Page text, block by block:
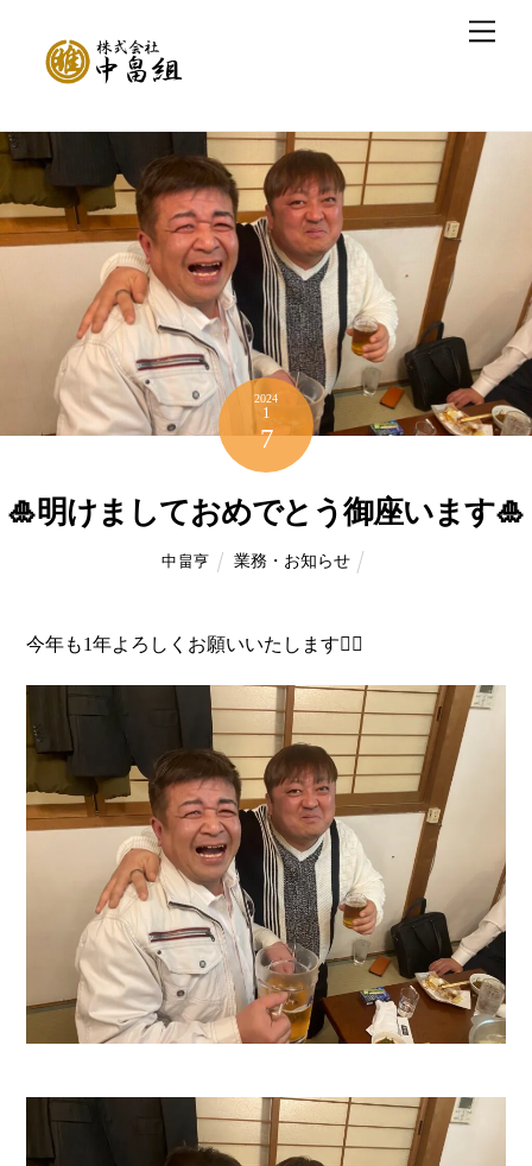
content
2024
1
7
🎍明けましておめでとう御座います🎍
中畠亨 業務・お知らせ
今年も1年よろしくお願いいたします🙇‍♂️